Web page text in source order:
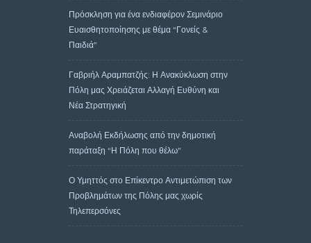
Πρόσκληση για ένα ενδιαφέρον Σεμινάριο
Ευαισθητοποίησης με θέμα “Γονείς &
Παιδιά”
Γαβριήλ Αραμπατζής: Η Ανακύκλωση στην
Πόλη μας Χρειάζεται Αλλαγή Ευθύνη και
Νέα Στρατηγική
Αναβολή Εκδήλωσης από την δημοτική
παράταξη “Η Πόλη που θέλω”
Ο Υμηττός στο Επίκεντρο Αντιμετώπιση των
Προβλημάτων της Πόλης μας χωρίς
Τηλεπερσόνες